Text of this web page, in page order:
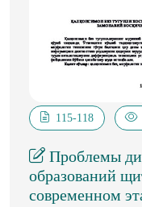
115-118
Проблемы
образований
современном